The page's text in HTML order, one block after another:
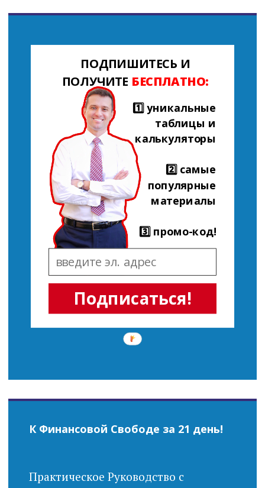
Подписаться!
ПОДПИШИТЕСЬ И
ПОЛУЧИТЕ БЕСПЛАТНО:
1️⃣ уникальные
таблицы и
калькуляторы
2️⃣ самые
популярные
материалы
3️⃣ промо-код!
К Финансовой Свободе за 21 день!
Практическое Руководство с